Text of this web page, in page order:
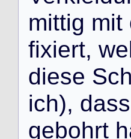
mittig mit
fixiert, we
diese Sch
ich), dass
gebohrt h